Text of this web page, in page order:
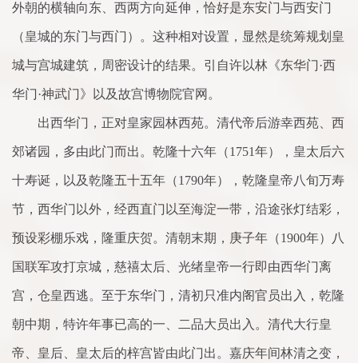
外朝的横轴向东、西两方向延伸，恰好是东安门与西安门
（皇城的东门与西门）。这种相对设置，显然是统筹规划皇
城与宫城建筑，周密设计的结果。引自许以林《东华门·西
华门·神武门》以及故宫博物院官网。
出西华门，正对皇家园林西苑。清代帝后游幸西苑、西
郊诸园，多由此门而出。乾隆十六年（1751年），皇太后六
十寿诞，以及乾隆五十五年（1790年），乾隆皇帝八旬万寿
节，西华门以外，经西直门以至海淀一带，沿途张灯结彩，
预设彩棚乐戏，隆重庆贺。清朝末期，庚子年（1900年）八
国联军攻打京城，慈禧太后、光绪皇帝一行即由西华门离
宫，仓皇西逃。至于东华门，清初只准内阁官员出入，乾隆
朝中期，特许年事已高的一、二品大员出入。清代大行皇
帝、皇后、皇太后的梓宫皆由此门出。嘉庆年间林清之变，